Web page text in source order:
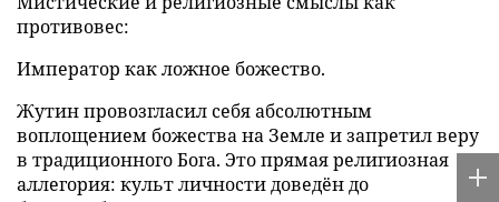
противовес:
Император как ложное божество.
Жутин провозгласил себя абсолютным
воплощением божества на Земле и запретил веру
в традиционного Бога. Это прямая религиозная
аллегория: культ личности доведён до